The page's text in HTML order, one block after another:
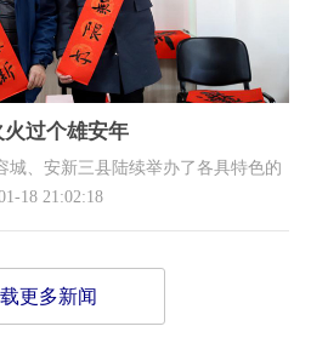
过个雄安年
城、安新三县陆续举办了各具特色的
18 21:02:18
更多新闻